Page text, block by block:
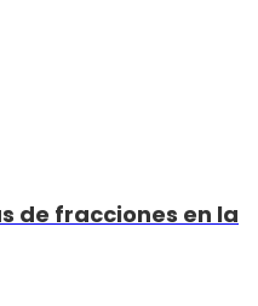
de fracciones en la